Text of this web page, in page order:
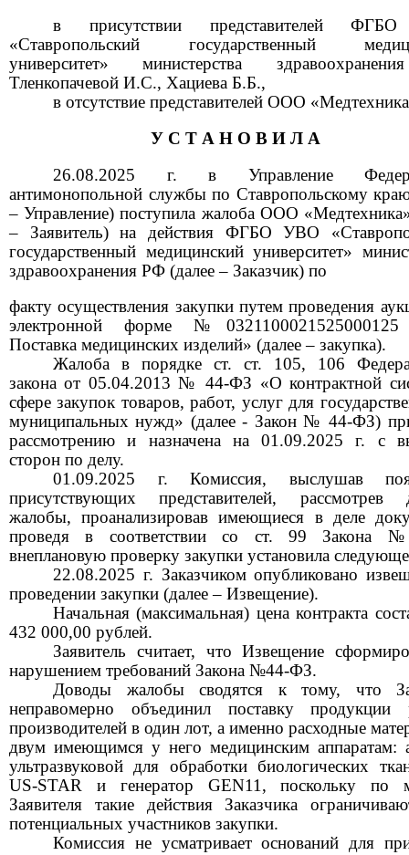
в присутствии представителей
«Ставропольский государственный
университет» министерства
Тленкопачевой И.С., Хациева Б.Б.,
в отсутствие представителей ООО
У С Т А Н О В И Л А
26.08.2025 г. в Управление
антимонопольной службы по Ставропольскому
– Управление) поступила жалоба ООО
– Заявитель) на действия ФГБО УВО
государственный медицинский университет»
здравоохранения РФ (далее – Заказчик) по
факту осуществления закупки путем проведения
электронной форме
Поставка медицинских изделий» (далее– закупка).
Жалоба в порядке ст. ст. 105, 106
закона от 05.04.2013 №44-ФЗ «О контрактной
сфере закупок товаров, работ, услуг для
муниципальных нужд» (далее- Закон№44-ФЗ)
рассмотрению и назначена на01.09.2025г. с
сторон по делу.
01.09.2025 г. Комиссия, выслушав
присутствующих представителей, рассмотрев
жалобы, проанализировав имеющиеся в деле
проведя в соответствии со ст. 99 Закона
внеплановую проверку закупки установила
22.08.2025 г. Заказчиком опубликовано
проведении закупки (далее– Извещение).
Начальная (максимальная) цена контракта
432 000,00 рублей.
Заявитель считает, что Извещение
нарушением требований Закона №44-ФЗ.
Доводы жалобы сводятся к тому, что
неправомерно объединил поставку продукции
производителей в один лот, а именно расходные
двум имеющимся у него медицинским аппаратам:
ультразвуковой для обработки биологических
US-STAR и генератор GEN11,поскольку по
Заявителя такие действия Заказчика
потенциальных участников закупки.
Комиссия не усматривает оснований для